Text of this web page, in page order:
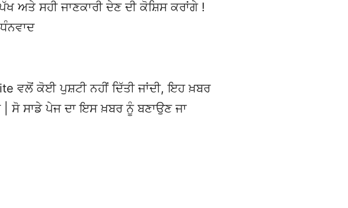
ਅਤੇ ਸਹੀ ਜਾਣਕਾਰੀ ਦੇਣ ਦੀ ਕੋਸ਼ਿਸ ਕਰਾਂਗੇ !
ਵਲੋਂ ਕੋਈ ਪੁਸ਼ਟੀ ਨਹੀਂ ਦਿੱਤੀ ਜਾਂਦੀ, ਇਹ ਖ਼ਬਰ
| ਸੋ ਸਾਡੇ ਪੇਜ ਦਾ ਇਸ ਖ਼ਬਰ ਨੂੰ ਬਣਾਉਣ ਜਾ